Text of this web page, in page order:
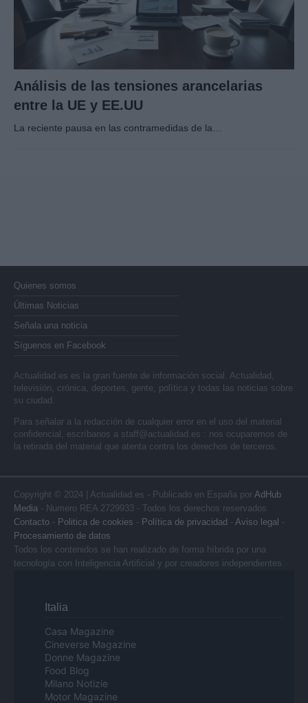
Análisis de las tensiones arancelarias
entre la UE y EE.UU
La reciente pausa en las contramedidas de la…
Quienes somos
Últimas Noticias
Señala una noticia
Síguenos en Facebook
Actualidad.es es la gran fuente de información social. Actualidad,
televisión, crónica, deportes, gente, política y todas las noticias sobre
su ciudad.
Para señalar a la redacción de cualquier error en el uso del material
confidencial, escríbanos a staff@actualidad.es : nos ocuparemos de
la retirada del material que atenta contra los derechos de terceros.
Copyright © 2024 | Actualidad.es - Publicado en España por AdHub
Media - Numero REA 2729933 - Todos los derechos reservados.
Contacto - Politica de cookies - Política de privacidad - Aviso legal -
Procesamiento de datos
Todos los contenidos se han realizado de forma híbrida por una
tecnología con Inteligencia Artificial y por creadores independientes
Italia
Casa Magazine
Cineverse Magazine
Donne Magazine
Food Blog
Milano Notizie
Motor Magazine